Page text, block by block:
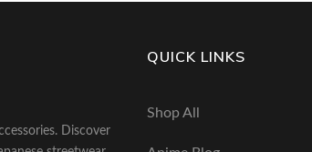
Discover
QUICK LINKS
Shop All